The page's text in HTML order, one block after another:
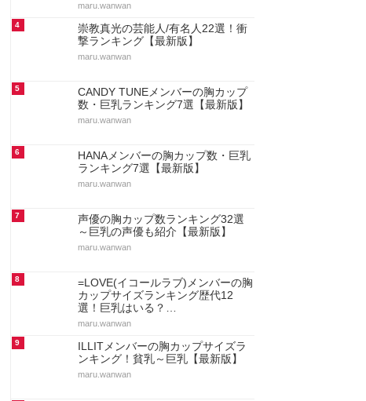
maru.wanwan
4
崇教真光の芸能人/有名人22選！衝
撃ランキング【最新版】
maru.wanwan
5
CANDY TUNEメンバーの胸カップ
数・巨乳ランキング7選【最新版】
maru.wanwan
6
HANAメンバーの胸カップ数・巨乳
ランキング7選【最新版】
maru.wanwan
7
声優の胸カップ数ランキング32選
～巨乳の声優も紹介【最新版】
maru.wanwan
8
=LOVE(イコールラブ)メンバーの胸
カップサイズランキング歴代12
選！巨乳はいる？…
maru.wanwan
9
ILLITメンバーの胸カップサイズラ
ンキング！貧乳～巨乳【最新版】
maru.wanwan